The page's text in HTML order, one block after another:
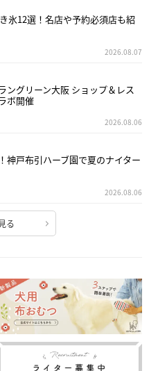
氷12選！名店や予約必須店も紹
2026.08.07
ングリーン大阪 ショップ＆レス
ボ開催
2026.08.06
神戸布引ハーブ園で夏のナイター
2026.08.06
る